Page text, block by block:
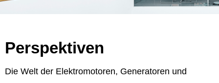
Perspektiven
Die Welt der Elektromotoren, Generatoren und